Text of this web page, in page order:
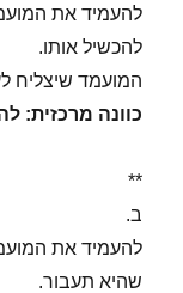
להעמיד את
להכשיל אותו.
המועמד שיצליח
כוונה מרכזית:
**
ב.
להעמיד את
שהיא תעבור.